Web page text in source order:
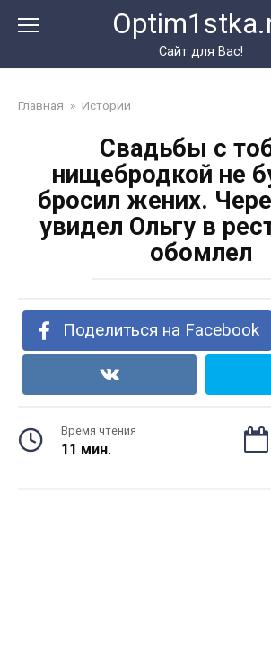
Сайт для Вас!
Главная » Истории
Свадьбы с
нищебродкой не
бросил жених.
увидел Ольгу в
обомлел
Поделиться на Facebook
Время чтения
11 мин.